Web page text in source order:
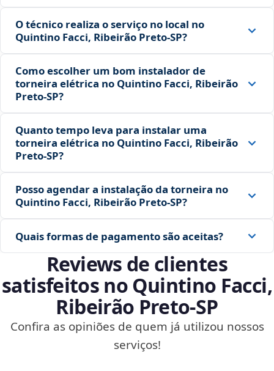
O técnico realiza o serviço no local no
Quintino Facci, Ribeirão Preto‑SP?
Como escolher um bom instalador de
torneira elétrica no Quintino Facci, Ribeirão
Preto‑SP?
Quanto tempo leva para instalar uma
torneira elétrica no Quintino Facci, Ribeirão
Preto‑SP?
Posso agendar a instalação da torneira no
Quintino Facci, Ribeirão Preto‑SP?
Quais formas de pagamento são aceitas?
Reviews de clientes
satisfeitos no Quintino Facci,
Ribeirão Preto‑SP
Confira as opiniões de quem já utilizou nossos
serviços!